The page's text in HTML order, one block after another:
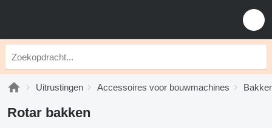
Uitrustingen Accessoires voor bouwmachines
Rotar bakken